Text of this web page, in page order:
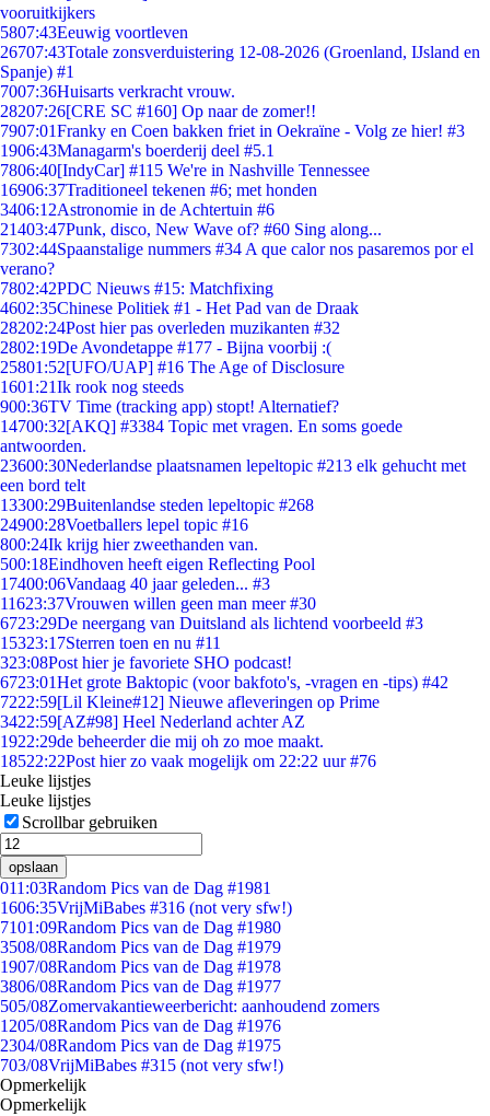
vooruitkijkers
5807:43Eeuwig voortleven
26707:43Totale zonsverduistering 12-08-2026 (Groenland, IJsland en
Spanje) #1
7007:36Huisarts verkracht vrouw.
28207:26[CRE SC #160] Op naar de zomer!!
7907:01Franky en Coen bakken friet in Oekraïne - Volg ze hier! #3
1906:43Managarm's boerderij deel #5.1
7806:40[IndyCar] #115 We're in Nashville Tennessee
16906:37Traditioneel tekenen #6; met honden
3406:12Astronomie in de Achtertuin #6
21403:47Punk, disco, New Wave of? #60 Sing along...
7302:44Spaanstalige nummers #34 A que calor nos pasaremos por el
verano?
7802:42PDC Nieuws #15: Matchfixing
4602:35Chinese Politiek #1 - Het Pad van de Draak
28202:24Post hier pas overleden muzikanten #32
2802:19De Avondetappe #177 - Bijna voorbij :(
25801:52[UFO/UAP] #16 The Age of Disclosure
1601:21Ik rook nog steeds
900:36TV Time (tracking app) stopt! Alternatief?
14700:32[AKQ] #3384 Topic met vragen. En soms goede
antwoorden.
23600:30Nederlandse plaatsnamen lepeltopic #213 elk gehucht met
een bord telt
13300:29Buitenlandse steden lepeltopic #268
24900:28Voetballers lepel topic #16
800:24Ik krijg hier zweethanden van.
500:18Eindhoven heeft eigen Reflecting Pool
17400:06Vandaag 40 jaar geleden... #3
11623:37Vrouwen willen geen man meer #30
6723:29De neergang van Duitsland als lichtend voorbeeld #3
15323:17Sterren toen en nu #11
323:08Post hier je favoriete SHO podcast!
6723:01Het grote Baktopic (voor bakfoto's, -vragen en -tips) #42
7222:59[Lil Kleine#12] Nieuwe afleveringen op Prime
3422:59[AZ#98] Heel Nederland achter AZ
1922:29de beheerder die mij oh zo moe maakt.
18522:22Post hier zo vaak mogelijk om 22:22 uur #76
Leuke lijstjes
Leuke lijstjes
Scrollbar gebruiken
opslaan
011:03Random Pics van de Dag #1981
1606:35VrijMiBabes #316 (not very sfw!)
7101:09Random Pics van de Dag #1980
3508/08Random Pics van de Dag #1979
1907/08Random Pics van de Dag #1978
3806/08Random Pics van de Dag #1977
505/08Zomervakantieweerbericht: aanhoudend zomers
1205/08Random Pics van de Dag #1976
2304/08Random Pics van de Dag #1975
703/08VrijMiBabes #315 (not very sfw!)
Opmerkelijk
Opmerkelijk